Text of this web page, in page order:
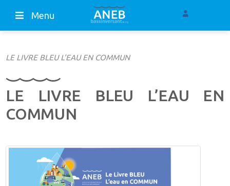
Menu
LE LIVRE BLEU L'EAU EN COMMUN
LE LIVRE BLEU L’EAU EN
COMMUN